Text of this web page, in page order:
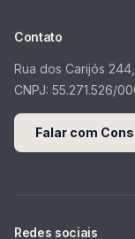
Contato
Rua dos Carijós
CNPJ: 55.271.526/
Falar com
Redes sociais